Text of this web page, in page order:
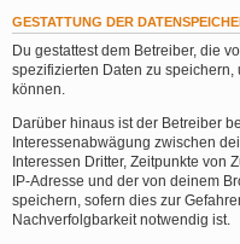
GESTATTUNG DER
Du gestattest dem Betreiber, die
spezifizierten Daten zu
können.
Darüber hinaus ist der Betreiber
Interessenabwägung zwischen
Interessen Dritter, Zeitpunkte von
IP-Adresse und der von deinem
speichern, sofern dies zur
Nachverfolgbarkeit notwendig ist.